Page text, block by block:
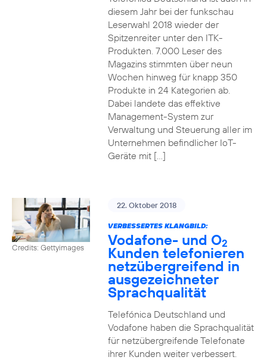
diesem Jahr bei der funkschau
Leserwahl 2018 wieder der
Spitzenreiter unter den ITK-
Produkten. 7.000 Leser des
Magazins stimmten über neun
Wochen hinweg für knapp 350
Produkte in 24 Kategorien ab.
Dabei landete das effektive
Management-System zur
Verwaltung und Steuerung aller im
Unternehmen befindlicher IoT-
Geräte mit […]
Credits: Gettyimages
22. Oktober 2018
VERBESSERTES KLANGBILD:
Vodafone- und O2
Kunden telefonieren
netzübergreifend in
ausgezeichneter
Sprachqualität
Telefónica Deutschland und
Vodafone haben die Sprachqualität
für netzübergreifende Telefonate
ihrer Kunden weiter verbessert.